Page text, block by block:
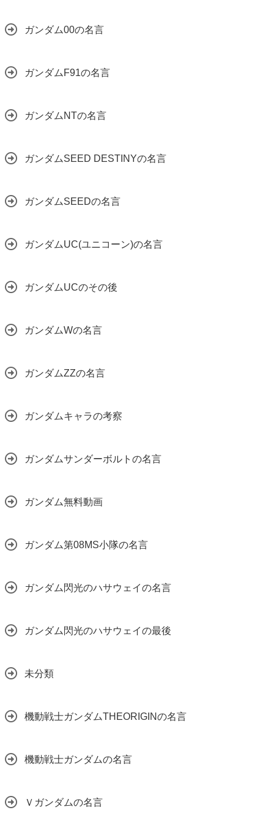
ガンダム00の名言
ガンダムF91の名言
ガンダムNTの名言
ガンダムSEED DESTINYの名言
ガンダムSEEDの名言
ガンダムUC(ユニコーン)の名言
ガンダムUCのその後
ガンダムWの名言
ガンダムZZの名言
ガンダムキャラの考察
ガンダムサンダーボルトの名言
ガンダム無料動画
ガンダム第08MS小隊の名言
ガンダム閃光のハサウェイの名言
ガンダム閃光のハサウェイの最後
未分類
機動戦士ガンダムTHEORIGINの名言
機動戦士ガンダムの名言
Ｖガンダムの名言